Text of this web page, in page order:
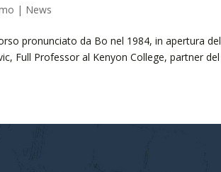
| News
pronunciato da Bo nel 1984, in apertura del
Full Professor al Kenyon College, partner del